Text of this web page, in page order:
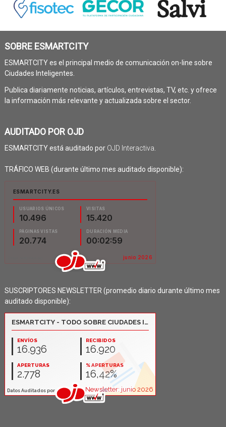
SOBRE ESMARTCITY
ESMARTCITY es el principal medio de comunicación on-line sobre
Ciudades Inteligentes.
Publica diariamente noticias, artículos, entrevistas, TV, etc. y ofrece
la información más relevante y actualizada sobre el sector.
AUDITADO POR OJD
ESMARTCITY está auditado por OJD Interactiva
TRÁFICO WEB (durante último mes auditado disponible):
SUSCRIPTORES NEWSLETTER (promedio diario durante último mes
auditado disponible):